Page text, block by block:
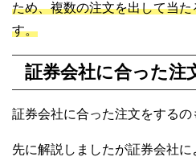
ため、複数の注文を出して当
す。
証券会社に合った注
証券会社に合った注文をするの
先に解説しましたが証券会社